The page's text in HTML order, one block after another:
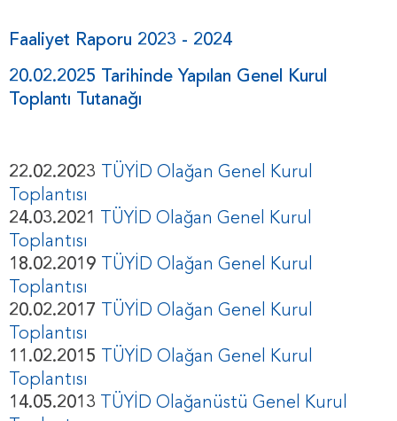
Faaliyet Raporu 2023 - 2024
20.02.2025 Tarihinde Yapılan Genel Kurul
Toplantı Tutanağı
22.02.2023 TÜYİD Olağan Genel Kurul
Toplantısı
24.03.2021
TÜYİD Olağan Genel Kurul
Toplantısı
18.02.2019 TÜYİD Olağan Genel Kurul
Toplantısı
20.02.2017 TÜYİD Olağan Genel Kurul
Toplantısı
11.02.2015 TÜYİD Olağan Genel Kurul
Toplantısı
14.05.2013 TÜYİD Olağanüstü Genel Kurul